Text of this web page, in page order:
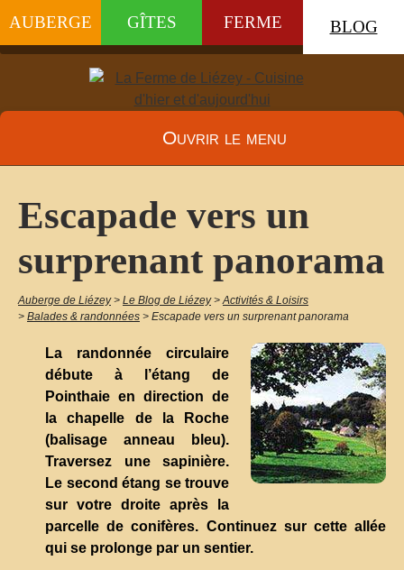
AUBERGE GÎTES FERME BLOG
Ouvrir le menu
Escapade vers un
surprenant panorama
Auberge de Liézey > Le Blog de Liézey >Activités & Loisirs
> Balades & randonnées > Escapade vers un surprenant panorama
La randonnée circulaire
débute à l’étang de
Pointhaie en direction de
la chapelle de la Roche
(balisage anneau bleu).
Traversez une sapinière.
Le second étang se trouve
sur votre droite après la
parcelle de conifères. Continuez sur cette allée
qui se prolonge par un sentier.